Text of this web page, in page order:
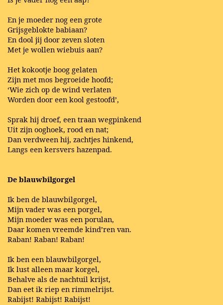
En je moeder nog een grote
Grijsgeblokte babiaan?
En dool jij door zeven sloten
Met je wollen wiebuis aan?
Het kokootje boog gelaten
Zijn met mos begroeide hoofd;
‘Wie zich op de wind verlaten
Worden door een kool gestoofd’,
Sprak hij droef, een traan wegpinkend
Uit zijn ooghoek, rood en nat;
Dan verdween hij, zachtjes hinkend,
Langs een kersvers hazenpad.
De blauwbilgorgel
Ik ben de blauwbilgorgel,
Mijn vader was een porgel,
Mijn moeder was een porulan,
Daar komen vreemde kind’ren van.
Raban! Raban! Raban!
Ik ben een blauwbilgorgel,
Ik lust alleen maar korgel,
Behalve als de nachtuil krijst,
Dan eet ik riep en rimmelrijst.
Rabijst! Rabijst! Rabijst!